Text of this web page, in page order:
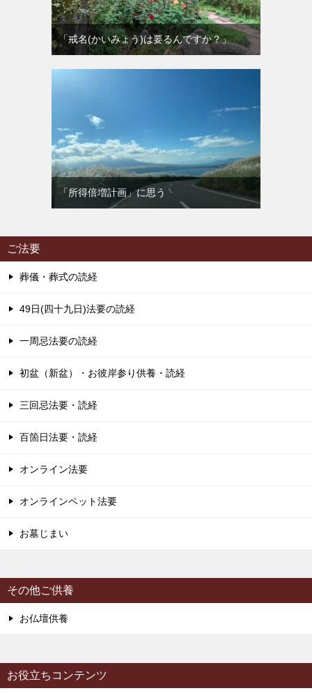
「戒名(かいみょう)は要るんですか？」
「所得倍増計画」に思う
ご法要
葬儀・葬式の読経
49日(四十九日)法要の読経
一周忌法要の読経
初盆（新盆）・お彼岸参り供養・読経
三回忌法要・読経
百箇日法要・読経
オンライン法要
オンラインペット法要
お墓じまい
その他ご供養
お仏壇供養
お役立ちコンテンツ